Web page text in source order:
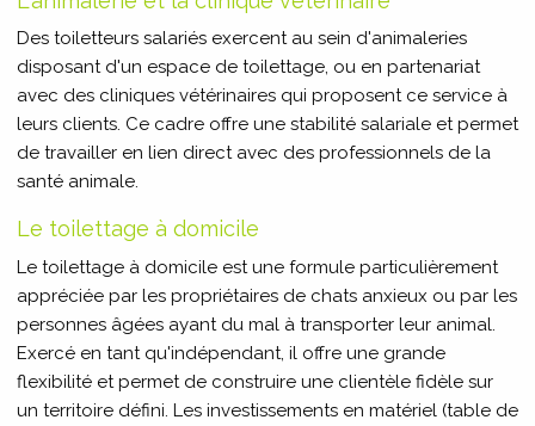
Des toiletteurs salariés exercent au sein d'animaleries
disposant d'un espace de toilettage, ou en partenariat
avec des cliniques vétérinaires qui proposent ce service à
leurs clients. Ce cadre offre une stabilité salariale et permet
de travailler en lien direct avec des professionnels de la
santé animale.
Le toilettage à domicile
Le toilettage à domicile est une formule particulièrement
appréciée par les propriétaires de chats anxieux ou par les
personnes âgées ayant du mal à transporter leur animal.
Exercé en tant qu'indépendant, il offre une grande
flexibilité et permet de construire une clientèle fidèle sur
un territoire défini. Les investissements en matériel (table de